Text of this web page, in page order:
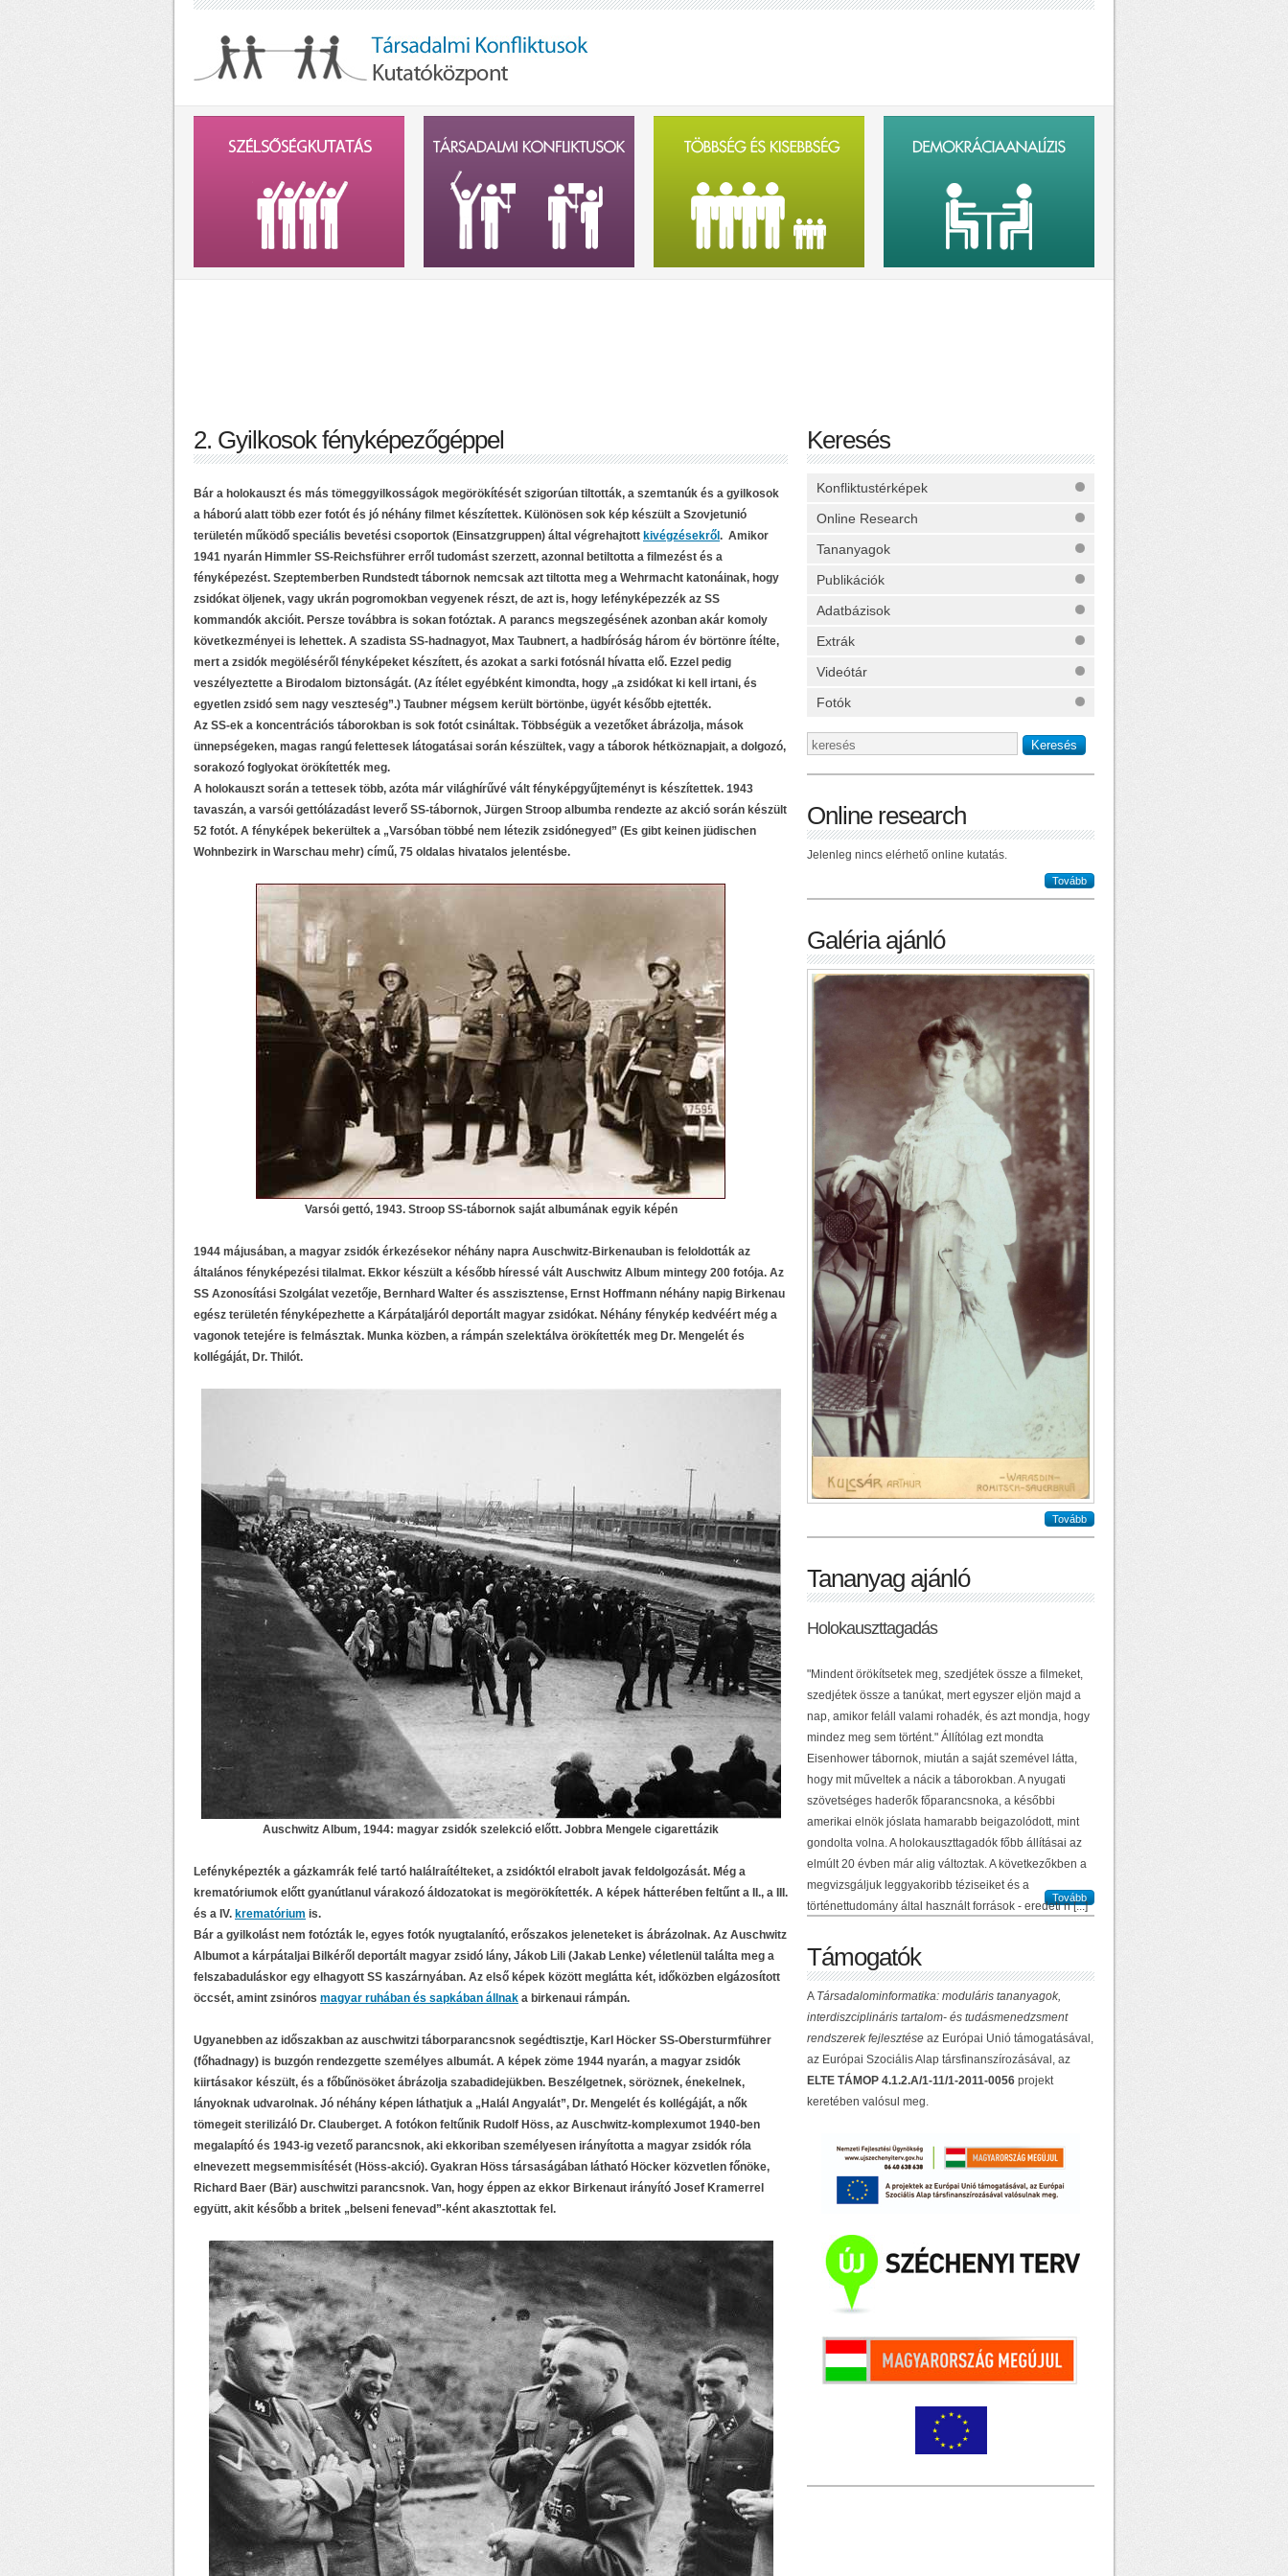
2. Gyilkosok fényképezőgéppel
Bár a holokauszt és más tömeggyilkosságok megörökítését szigorúan tiltották, a szemtanúk és a gyilkosok
a háború alatt több ezer fotót és jó néhány filmet készítettek. Különösen sok kép készült a Szovjetunió
területén működő speciális bevetési csoportok (Einsatzgruppen) által végrehajtott kivégzésekről . Amikor
1941 nyarán Himmler SS-Reichsführer erről tudomást szerzett, azonnal betiltotta a filmezést és a
fényképezést. Szeptemberben Rundstedt tábornok nemcsak azt tiltotta meg a Wehrmacht katonáinak, hogy
zsidókat öljenek, vagy ukrán pogromokban vegyenek részt, de azt is, hogy lefényképezzék az SS
kommandók akcióit. Persze továbbra is sokan fotóztak. A parancs megszegésének azonban akár komoly
következményei is lehettek. A szadista SS-hadnagyot, Max Taubnert, a hadbíróság három év börtönre ítélte,
mert a zsidók megöléséről fényképeket készített, és azokat a sarki fotósnál hívatta elő. Ezzel pedig
veszélyeztette a Birodalom biztonságát. (Az ítélet egyébként kimondta, hogy „a zsidókat ki kell irtani, és
egyetlen zsidó sem nagy veszteség”.) Taubner mégsem került börtönbe, ügyét később ejtették.
Az SS-ek a koncentrációs táborokban is sok fotót csináltak. Többségük a vezetőket ábrázolja, mások
ünnepségeken, magas rangú felettesek látogatásai során készültek, vagy a táborok hétköznapjait, a dolgozó,
sorakozó foglyokat örökítették meg.
A holokauszt során a tettesek több, azóta már világhírűvé vált fényképgyűjteményt is készítettek. 1943
tavaszán, a varsói gettólázadást leverő SS-tábornok, Jürgen Stroop albumba rendezte az akció során készült
52 fotót. A fényképek bekerültek a „Varsóban többé nem létezik zsidónegyed” (Es gibt keinen jüdischen
Wohnbezirk in Warschau mehr) című, 75 oldalas hivatalos jelentésbe.
Varsói gettó, 1943. Stroop SS-tábornok saját albumának egyik képén
1944 májusában, a magyar zsidók érkezésekor néhány napra Auschwitz-Birkenauban is feloldották az
általános fényképezési tilalmat. Ekkor készült a később híressé vált Auschwitz Album mintegy 200 fotója. Az
SS Azonosítási Szolgálat vezetője, Bernhard Walter és asszisztense, Ernst Hoffmann néhány napig Birkenau
egész területén fényképezhette a Kárpátaljáról deportált magyar zsidókat. Néhány fénykép kedvéért még a
vagonok tetejére is felmásztak. Munka közben, a rámpán szelektálva örökítették meg Dr. Mengelét és
kollégáját, Dr. Thilót.
Auschwitz Album, 1944: magyar zsidók szelekció előtt. Jobbra Mengele cigarettázik
Lefényképezték a gázkamrák felé tartó halálraítélteket, a zsidóktól elrabolt javak feldolgozását. Még a
krematóriumok előtt gyanútlanul várakozó áldozatokat is megörökítették. A képek hátterében feltűnt a II., a III.
és a IV. krematórium is.
Bár a gyilkolást nem fotózták le, egyes fotók nyugtalanító, erőszakos jeleneteket is ábrázolnak. Az Auschwitz
Albumot a kárpátaljai Bilkéről deportált magyar zsidó lány, Jákob Lili (Jakab Lenke) véletlenül találta meg a
felszabaduláskor egy elhagyott SS kaszárnyában. Az első képek között meglátta két, időközben elgázosított
öccsét, amint zsinóros magyar ruhában és sapkában állnak a birkenaui rámpán.
Ugyanebben az időszakban az auschwitzi táborparancsnok segédtisztje, Karl Höcker SS-Obersturmführer
(főhadnagy) is buzgón rendezgette személyes albumát. A képek zöme 1944 nyarán, a magyar zsidók
kiirtásakor készült, és a főbűnösöket ábrázolja szabadidejükben. Beszélgetnek, söröznek, énekelnek,
lányoknak udvarolnak. Jó néhány képen láthatjuk a „Halál Angyalát”, Dr. Mengelét és kollégáját, a nők
tömegeit sterilizáló Dr. Clauberget. A fotókon feltűnik Rudolf Höss, az Auschwitz-komplexumot 1940-ben
megalapító és 1943-ig vezető parancsnok, aki ekkoriban személyesen irányította a magyar zsidók róla
elnevezett megsemmisítését (Höss-akció). Gyakran Höss társaságában látható Höcker közvetlen főnöke,
Richard Baer (Bär) auschwitzi parancsnok. Van, hogy éppen az ekkor Birkenaut irányító Josef Kramerrel
együtt, akit később a britek „belseni fenevad”-ként akasztottak fel.
Keresés
Konfliktustérképek
Online Research
Tananyagok
Publikációk
Adatbázisok
Extrák
Videótár
Fotók
Online research
Jelenleg nincs elérhető online kutatás.
Tovább
Galéria ajánló
Tovább
Tananyag ajánló
Holokauszttagadás
"Mindent örökítsetek meg, szedjétek össze a filmeket,
szedjétek össze a tanúkat, mert egyszer eljön majd a
nap, amikor feláll valami rohadék, és azt mondja, hogy
mindez meg sem történt." Állítólag ezt mondta
Eisenhower tábornok, miután a saját szemével látta,
hogy mit műveltek a nácik a táborokban. A nyugati
szövetséges haderők főparancsnoka, a későbbi
amerikai elnök jóslata hamarabb beigazolódott, mint
gondolta volna. A holokauszttagadók főbb állításai az
elmúlt 20 évben már alig változtak. A következőkben a
megvizsgáljuk leggyakoribb téziseiket és a
történettudomány által használt források - eredeti n [...]
Tovább
Támogatók
A Társadalominformatika: moduláris tananyagok,
interdiszciplináris tartalom- és tudásmenedzsment
rendszerek fejlesztése az Európai Unió támogatásával,
az Európai Szociális Alap társfinanszírozásával, az
ELTE TÁMOP 4.1.2.A/1-11/1-2011-0056 projekt
keretében valósul meg.